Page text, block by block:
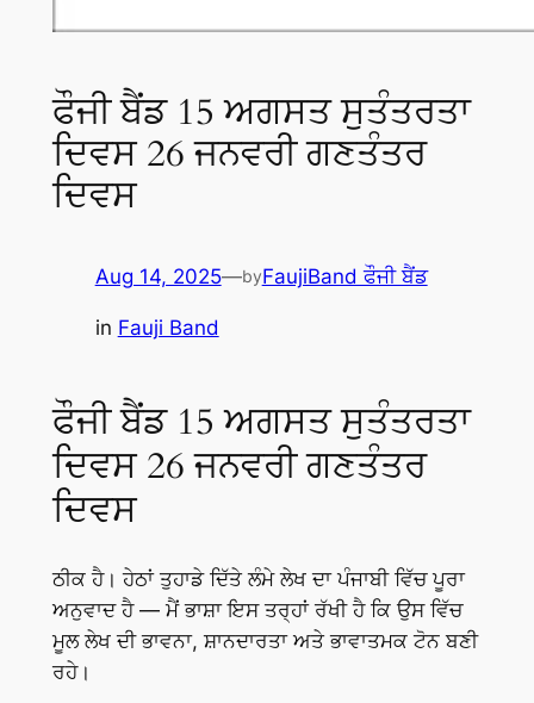
ਫੌਜੀ ਬੈਂਡ 15 ਅਗਸਤ ਸੁਤੰਤਰਤਾ
ਦਿਵਸ 26 ਜਨਵਰੀ ਗਣਤੰਤਰ
ਦਿਵਸ
Aug 14, 2025—byFaujiBand ਫੌਜੀ ਬੈਂਡ
in Fauji Band
ਫੌਜੀ ਬੈਂਡ 15 ਅਗਸਤ ਸੁਤੰਤਰਤਾ
ਦਿਵਸ 26 ਜਨਵਰੀ ਗਣਤੰਤਰ
ਦਿਵਸ
ਠੀਕ ਹੈ। ਹੇਠਾਂ ਤੁਹਾਡੇ ਦਿੱਤੇ ਲੰਮੇ ਲੇਖ ਦਾ ਪੰਜਾਬੀ ਵਿੱਚ ਪੂਰਾ
ਅਨੁਵਾਦ ਹੈ — ਮੈਂ ਭਾਸ਼ਾ ਇਸ ਤਰ੍ਹਾਂ ਰੱਖੀ ਹੈ ਕਿ ਉਸ ਵਿੱਚ
ਮੂਲ ਲੇਖ ਦੀ ਭਾਵਨਾ, ਸ਼ਾਨਦਾਰਤਾ ਅਤੇ ਭਾਵਾਤਮਕ ਟੋਨ ਬਣੀ
ਰਹੇ।